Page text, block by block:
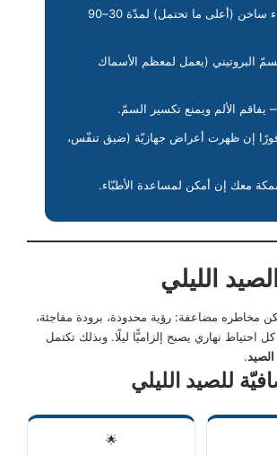
اغسل الجرح بماء ساخن (أعلى ما تحتمل) لمدّة 30–90
البروتيني (يعمل لمعظم الأسماك
يفاقم الألم ويمنع تكسير السمّ.
إن ظهرت أعراض جهازيّة (ضيق تنفّس،
معك إن أمكن لمساعدة الأطبّاء.
مخاطره مضاعفة: رؤية محدودة، برودة مفاجئة،
احتياط نهاري يصبح إلزاميًّا ليلًا. وبذلك تكتمل
.
للصيد الليلي
🌟